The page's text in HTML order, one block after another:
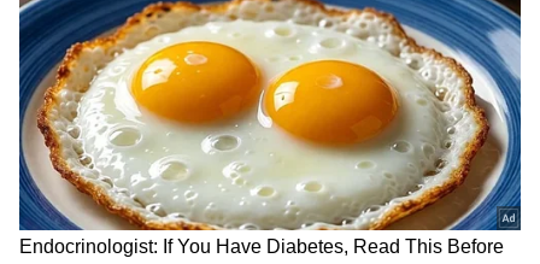
ಇದನ್ನೂ ಓದಿ:17 ಲಕ್ಷಕ್ಕೆ ಕೋಟ್ಯಂತರ ಮೌಲ್ಯದ 5 ಎಕರೆ
ಕೃಷಿಭೂಮಿ ಕಬಳಿಕೆ? ದೂರು ದಾಖಲಿಸಿದ ನೊಂದ ರೈತ